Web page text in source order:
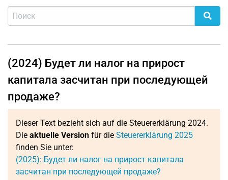
(2024) Будет ли налог на прирост
капитала засчитан при последующей
продаже?
Dieser Text bezieht sich auf die Steuererklärung 2024.
Die aktuelle Version für die Steuererklärung 2025
finden Sie unter:
(2025): Будет ли налог на прирост капитала
засчитан при последующей продаже?